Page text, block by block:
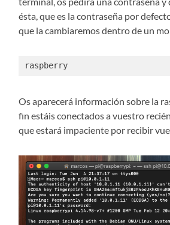
ésta, que es la contraseña por
que la cambiaremos dentro de un
raspberry
Os aparecerá información sobre la
fin estáis conectados a vuestro
que estará impaciente por recibir